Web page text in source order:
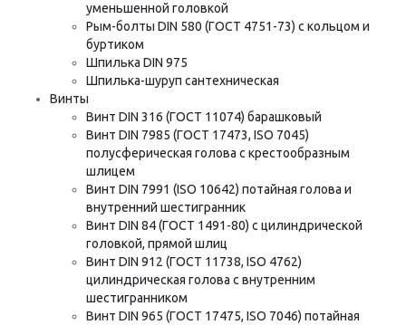
уменьшенной головкой
Рым-болты DIN 580 (ГОСТ 4751-73) с кольцом и
буртиком
Шпилька DIN 975
Шпилька-шуруп сантехническая
Винты
Винт DIN 316 (ГОСТ 11074) барашковый
Винт DIN 7985 (ГОСТ 17473, ISO 7045)
полусферическая голова с крестообразным
шлицем
Винт DIN 7991 (ISO 10642) потайная голова и
внутренний шестигранник
Винт DIN 84 (ГОСТ 1491-80) с цилиндрической
головкой, прямой шлиц
Винт DIN 912 (ГОСТ 11738, ISO 4762)
цилиндрическая голова с внутренним
шестигранником
Винт DIN 965 (ГОСТ 17475, ISO 7046) потайная